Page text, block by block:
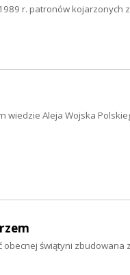
r. patronów kojarzonych z
wiedzie Aleja Wojska
obecnej świątyni zbudowana